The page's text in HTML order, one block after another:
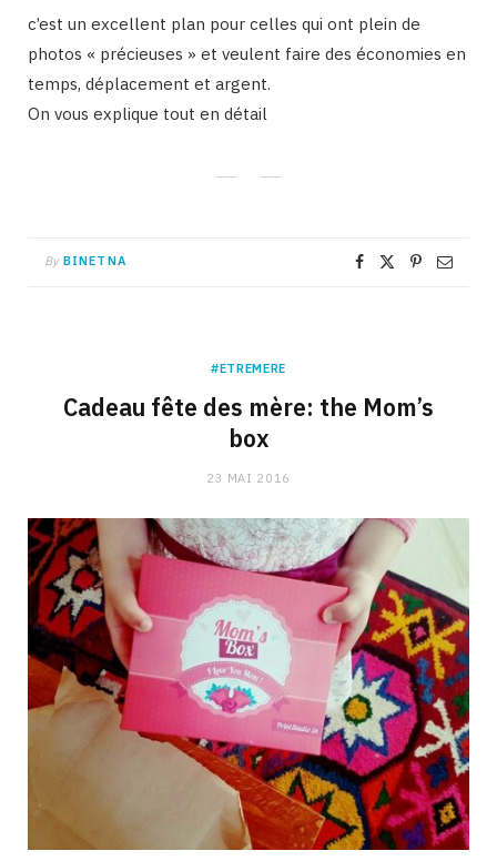
c’est un excellent plan pour celles qui ont plein de
photos « précieuses » et veulent faire des économies en
temps, déplacement et argent.
On vous explique tout en détail
By BINETNA
#ETREMERE
Cadeau fête des mère: the Mom’s
box
23 MAI 2016